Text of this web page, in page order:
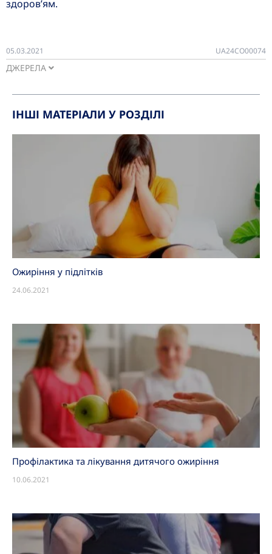
здоров’ям.
05.03.2021 UA24CO00074
ДЖЕРЕЛА
ІНШІ МАТЕРІАЛИ У РОЗДІЛІ
Ожиріння у підлітків
24.06.2021
Профілактика та лікування дитячого ожиріння
10.06.2021